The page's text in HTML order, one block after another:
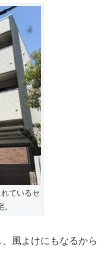
ているセ
風よけにもなるから